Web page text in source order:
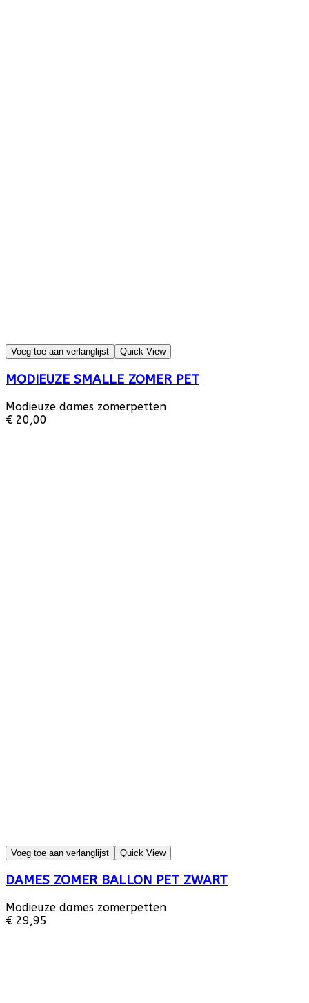
Voeg toe aan verlanglijst Quick View
MODIEUZE SMALLE ZOMER PET
Modieuze dames zomerpetten
€ 20,00
Voeg toe aan verlanglijst Quick View
DAMES ZOMER BALLON PET ZWART
Modieuze dames zomerpetten
€ 29,95